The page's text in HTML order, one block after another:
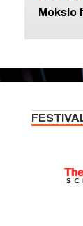
Mokslo